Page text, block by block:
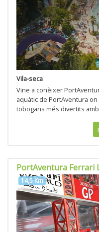
Vila-seca
Vine a conèixer
aquàtic de PortAventura
tobogans més divertits
PortAventura Ferrari
14,5 Km